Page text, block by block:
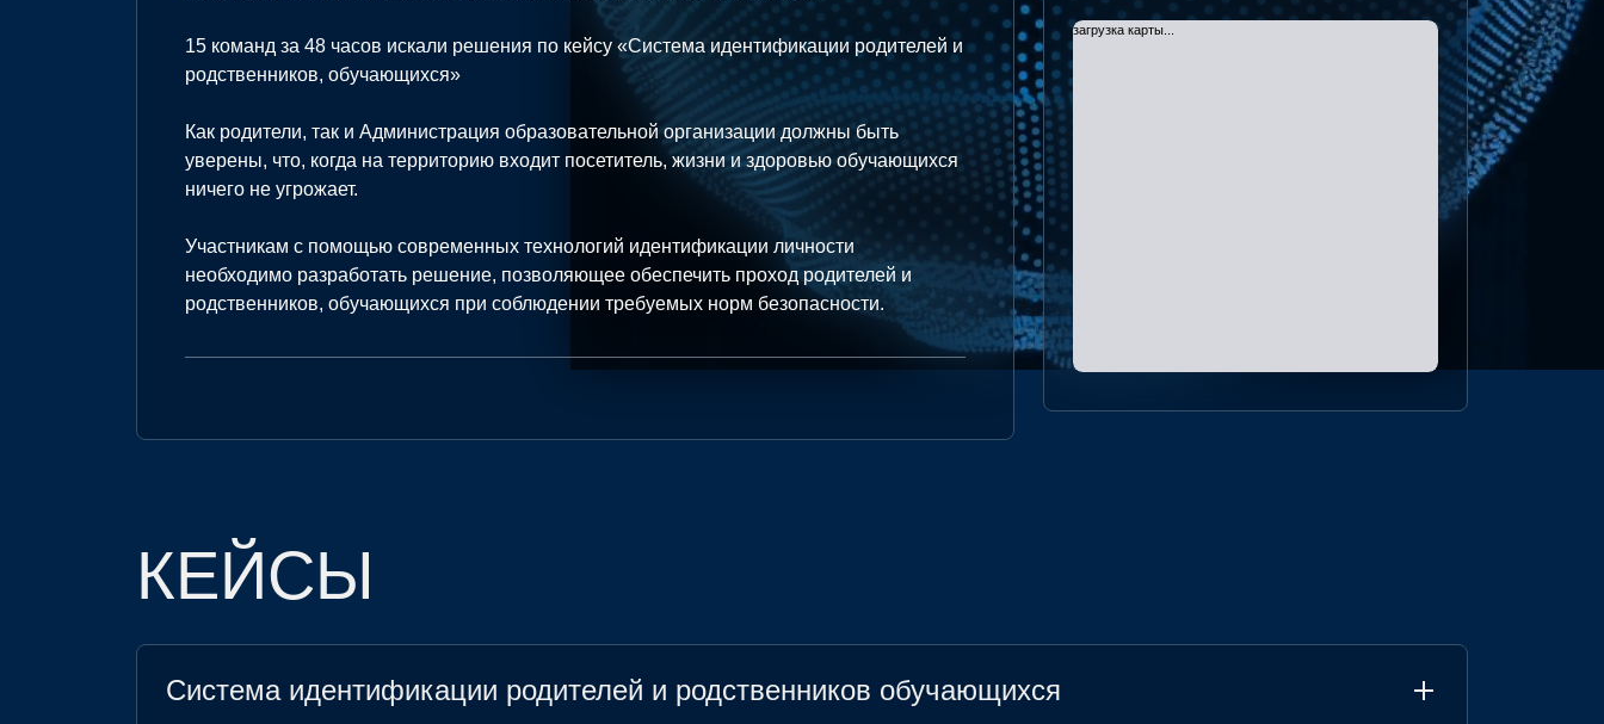
15 команд за 48 часов искали решения по кейсу «Система идентификации родителей и
родственников, обучающихся»
Как родители, так и Администрация образовательной организации должны быть
уверены, что, когда на территорию входит посетитель, жизни и здоровью обучающихся
ничего не угрожает.
Участникам с помощью современных технологий идентификации личности
необходимо разработать решение, позволяющее обеспечить проход родителей и
родственников, обучающихся при соблюдении требуемых норм безопасности.
загрузка карты...
КЕЙСЫ
Система идентификации родителей и родственников обучающихся